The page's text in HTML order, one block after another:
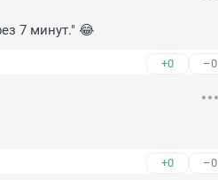
7 минут." 😂
+0 –0
+0 –0